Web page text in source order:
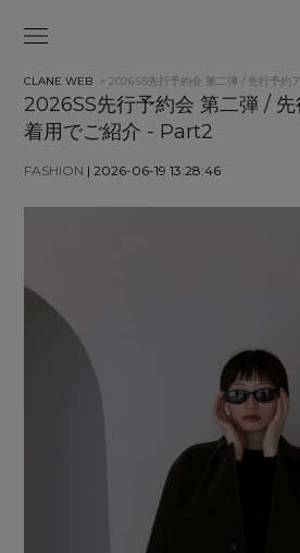
CLANE WEB > 2026SS先行予約会 第二弾 / 先行予約
2026SS先行予約会 第二弾 /
着用でご紹介 - Part2
FASHION | 2026-06-19 13:28:46